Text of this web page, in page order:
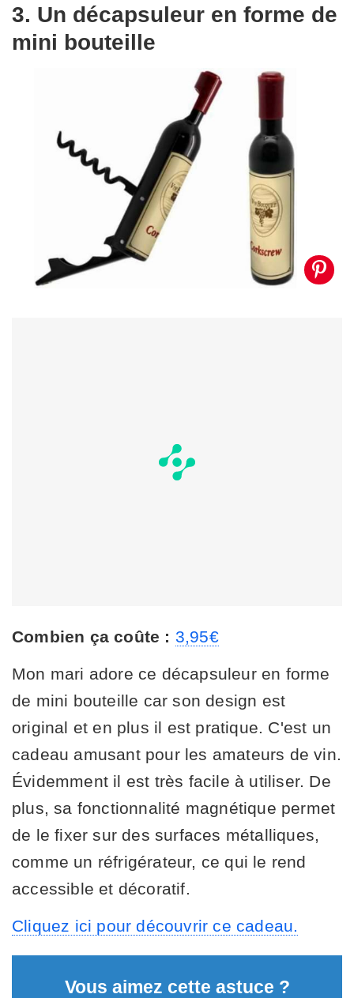
3. Un décapsuleur en forme de
mini bouteille
Combien ça coûte : 3,95€
Mon mari adore ce décapsuleur en forme
de mini bouteille car son design est
original et en plus il est pratique. C'est un
cadeau amusant pour les amateurs de vin.
Évidemment il est très facile à utiliser. De
plus, sa fonctionnalité magnétique permet
de le fixer sur des surfaces métalliques,
comme un réfrigérateur, ce qui le rend
accessible et décoratif.
Cliquez ici pour découvrir ce cadeau.
Vous aimez cette astuce ?